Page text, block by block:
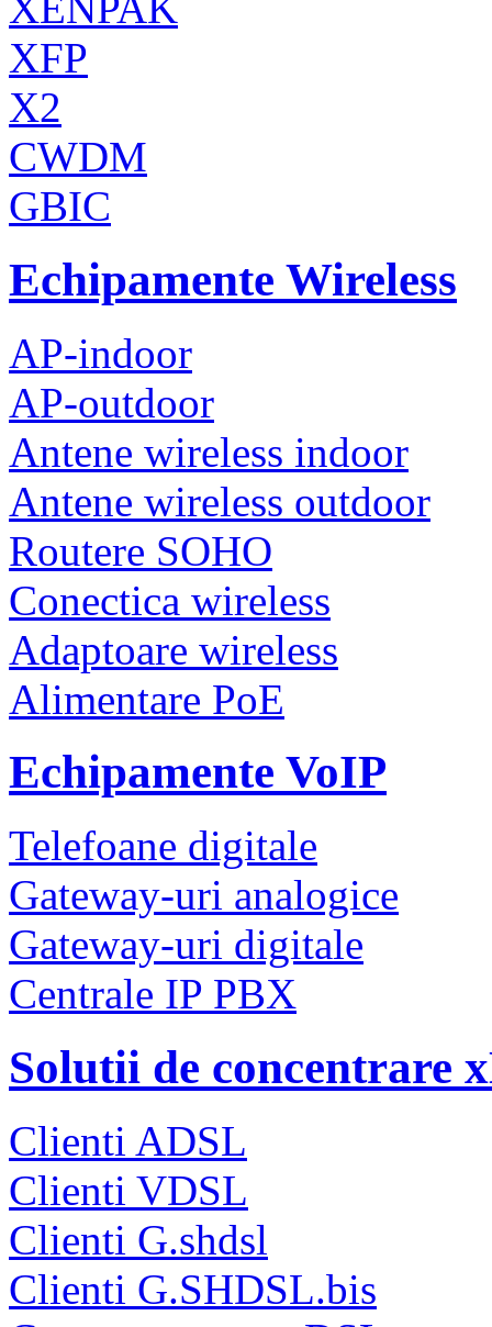
XFP
X2
CWDM
GBIC
Echipamente Wireless
AP-indoor
AP-outdoor
Antene wireless indoor
Antene wireless outdoor
Routere SOHO
Conectica wireless
Adaptoare wireless
Alimentare PoE
Echipamente VoIP
Telefoane digitale
Gateway-uri analogice
Gateway-uri digitale
Centrale IP PBX
Solutii de concentrare
Clienti ADSL
Clienti VDSL
Clienti G.shdsl
Clienti G.SHDSL.bis